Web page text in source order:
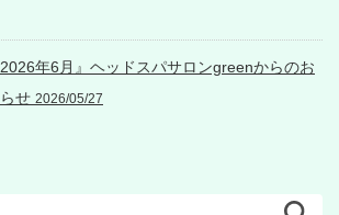
2026年6月』ヘッドスパサロンgreenからのお
せ 2026/05/27